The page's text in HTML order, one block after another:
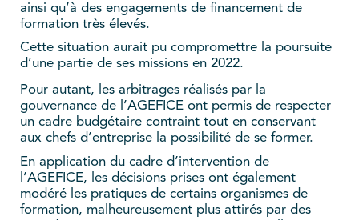
ainsi qu’à des engagements de financement de
formation très élevés.
Cette situation aurait pu compromettre la poursuite
d’une partie de ses missions en 2022.
Pour autant, les arbitrages réalisés par la
gouvernance de l’AGEFICE ont permis de respecter
un cadre budgétaire contraint tout en conservant
aux chefs d’entreprise la possibilité de se former.
En application du cadre d’intervention de
l’AGEFICE, les décisions prises ont également
modéré les pratiques de certains organismes de
formation, malheureusement plus attirés par des